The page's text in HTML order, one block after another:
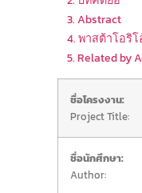
3. Abstract
4. พาสต้าโอริโ
5. Related by
ชื่อโครงงาน:
Project Title:
ชื่อนักศึกษา:
Author: